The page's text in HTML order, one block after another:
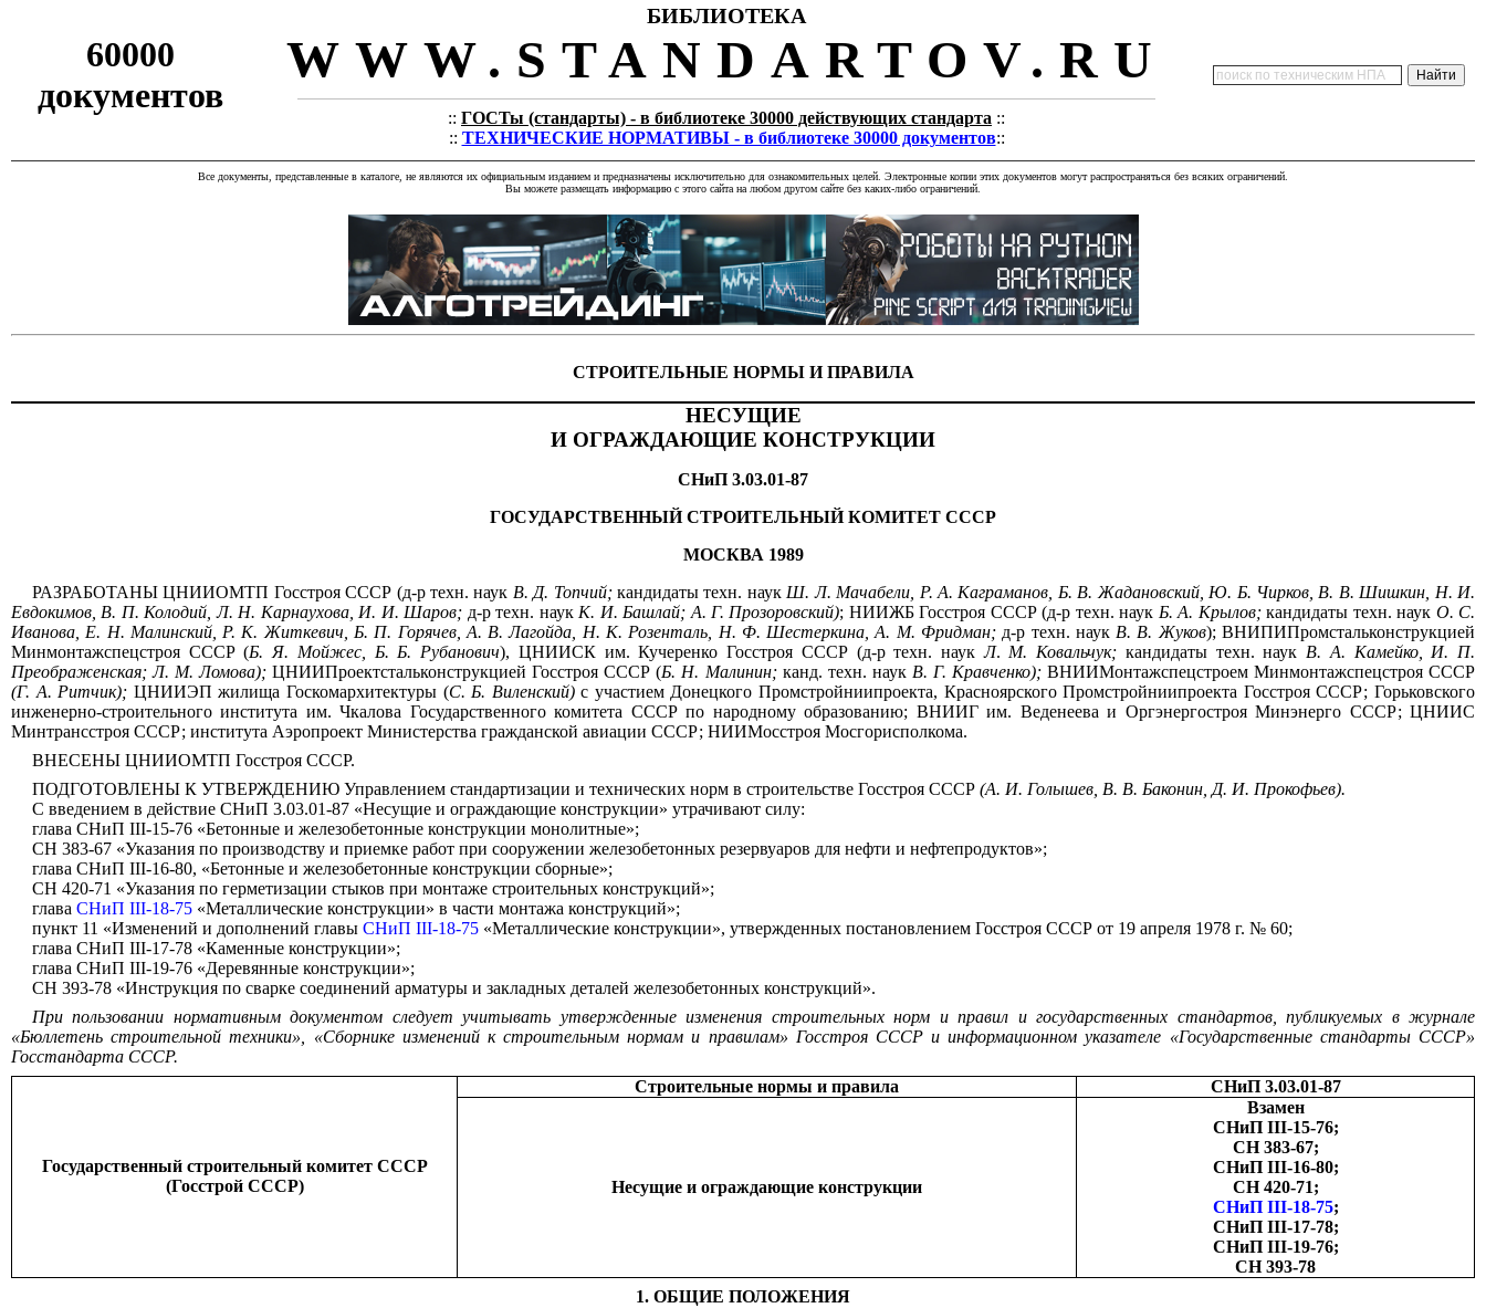
60000
документов
БИБЛИОТЕКА
WWW.STANDARTOV.RU
:: ГОСТы (стандарты) - в библиотеке 30000 действующих стандарта ::
:: ТЕХНИЧЕСКИЕ НОРМАТИВЫ - в библиотеке 30000 документов::
Все документы, представленные в каталоге, не являются их официальным изданием и предназначены исключительно для ознакомительных целей. Электронные копии этих документов могут распространяться без всяких ограничений.
Вы можете размещать информацию с этого сайта на любом другом сайте без каких-либо ограничений.
СТРОИТЕЛЬНЫЕ НОРМЫ И ПРАВИЛА
НЕСУЩИЕ
И ОГРАЖДАЮЩИЕ КОНСТРУКЦИИ
СНиП 3.03.01-87
ГОСУДАРСТВЕННЫЙ СТРОИТЕЛЬНЫЙ КОМИТЕТ СССР
МОСКВА 1989
РАЗРАБОТАНЫ ЦНИИОМТП Госстроя СССР (д-р техн. наук В. Д. Топчий;кандидаты техн. наук Ш. Л. Мачабели, Р. А. Каграманов, Б. В. Жадановский, Ю. Б. Чирков, В. В. Шишкин, Н. И.
Евдокимов, В. П. Колодий, Л. Н. Карнаухова, И. И. Шаров; д-р техн. наук К. И. Башлай; А. Г. Прозоровский); НИИЖБ Госстроя СССР (д-р техн. наук Б. А. Крылов;кандидаты техн. наук О. С.
Иванова, Е. Н. Малинский, Р. К. Житкевич, Б. П. Горячев, А. В. Лагойда, Н. К. Розенталь, Н. Ф. Шестеркина, А. М. Фридман; д-р техн. наук В. В. Жуков); ВНИПИПромстальконструкцией
Минмонтажспецстроя СССР (Б. Я. Мойжес, Б. Б. Рубанович), ЦНИИСК им. Кучеренко Госстроя СССР (д-р техн. наукЛ. М. Ковальчук; кандидаты техн. наук В. А. Камейко, И. П.
Преображенская; Л. М. Ломова); ЦНИИПроектстальконструкцией Госстроя СССР (Б. Н. Малинин;канд. техн. наук В. Г. Кравченко);ВНИИМонтажспецстроем Минмонтажспецстроя СССР
(Г. А. Ритчик); ЦНИИЭП жилища Госкомархитектуры (С. Б. Виленский)с участием Донецкого Промстройниипроекта, Красноярского Промстройниипроекта Госстроя СССР; Горьковского
инженерно-строительного института им. Чкалова Государственного комитета СССР по народному образованию; ВНИИГ им. Веденеева и Оргэнергостроя Минэнерго СССР; ЦНИИС
Минтрансстроя СССР; института Аэропроект Министерства гражданской авиации СССР; НИИМосстроя Мосгорисполкома.
ВНЕСЕНЫ ЦНИИОМТП Госстроя СССР.
ПОДГОТОВЛЕНЫ К УТВЕРЖДЕНИЮ Управлением стандартизации и технических норм в строительстве Госстроя СССР (А. И. Голышев, В. В. Баконин, Д. И. Прокофьев).
С введением в действие СНиП 3.03.01-87 «Несущие и ограждающие конструкции» утрачивают силу:
глава СНиП III-15-76 «Бетонные и железобетонные конструкции монолитные»;
СН 383-67 «Указания по производству и приемке работ при сооружении железобетонных резервуаров для нефти и нефтепродуктов»;
глава СНиП III-16-80, «Бетонные и железобетонные конструкции сборные»;
СН 420-71 «Указания по герметизации стыков при монтаже строительных конструкций»;
глава СНиП III-18-75«Металлические конструкции» в части монтажа конструкций»;
пункт 11 «Изменений и дополнений главы СНиП III-18-75«Металлические конструкции», утвержденных постановлением Госстроя СССР от 19 апреля 1978 г. № 60;
глава СНиП III-17-78 «Каменные конструкции»;
глава СНиП III-19-76 «Деревянные конструкции»;
СН 393-78 «Инструкция по сварке соединений арматуры и закладных деталей железобетонных конструкций».
При пользовании нормативным документом следует учитывать утвержденные изменения строительных норм и правил и государственных стандартов, публикуемых в журнале
«Бюллетень строительной техники», «Сборнике изменений к строительным нормам и правилам» Госстроя СССР и информационном указателе «Государственные стандарты СССР»
Госстандарта СССР.
Государственный строительный комитет СССР
(Госстрой СССР)
Строительные нормы и правила СНиП 3.03.01-87
Несущие и ограждающие конструкции
Взамен
СНиП III-15-76;
СН 383-67;
СНиП III-16-80;
СН 420-71;
СНиП III-18-75;
СНиП III-17-78;
СНиП III-19-76;
СН 393-78
1. ОБЩИЕ ПОЛОЖЕНИЯ